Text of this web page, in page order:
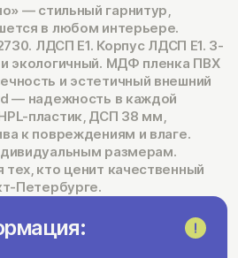
— стильный гарнитур,
в любом интерьере.
ЛДСП Е1. Корпус ЛДСП Е1. 3-
экологичный. МДФ пленка ПВХ
и эстетичный внешний
— надежность в каждой
пластик, ДСП 38 мм,
к повреждениям и влаге.
размерам.
кто ценит качественный
Петербурге.